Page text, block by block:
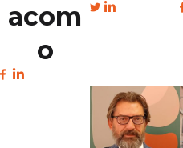
acom
o